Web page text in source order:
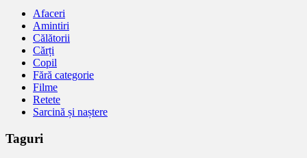
Afaceri
Amintiri
Călătorii
Cărți
Copil
Fără categorie
Filme
Retete
Sarcină și naștere
Taguri